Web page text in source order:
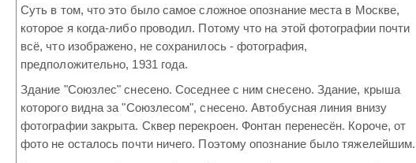
Суть в том, что это было самое сложное опознание места в Москве,
которое я когда-либо проводил. Потому что на этой фотографии почти
всё, что изображено, не сохранилось - фотография,
предположительно, 1931 года.
Здание "Союзлес" снесено. Соседнее с ним снесено. Здание, крыша
которого видна за "Союзлесом", снесено. Автобусная линия внизу
фотографии закрыта. Сквер перекроен. Фонтан перенесён. Короче, от
фото не осталось почти ничего. Поэтому опознание было тяжелейшим.